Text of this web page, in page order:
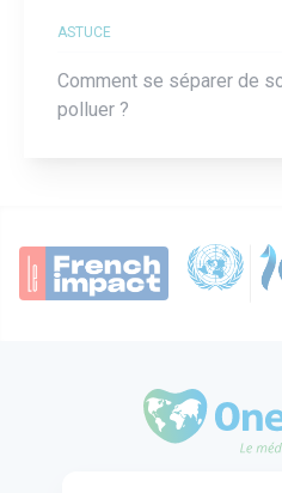
ASTUCE
Comment se séparer de
polluer ?